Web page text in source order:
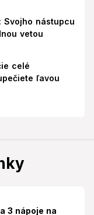
Svojho nástupcu
vetou
celé
ľavou
3 nápoje na